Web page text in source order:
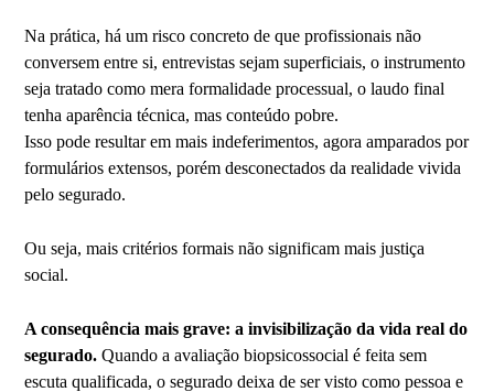
Na prática, há um risco concreto de que profissionais não
conversem entre si, entrevistas sejam superficiais, o instrumento
seja tratado como mera formalidade processual, o laudo final
tenha aparência técnica, mas conteúdo pobre.
Isso pode resultar em mais indeferimentos, agora amparados por
formulários extensos, porém desconectados da realidade vivida
pelo segurado.
Ou seja, mais critérios formais não significam mais justiça
social.
A consequência mais grave: a invisibilização da vida real do
segurado.Quando a avaliação biopsicossocial é feita sem
escuta qualificada, o segurado deixa de ser visto como pessoa e